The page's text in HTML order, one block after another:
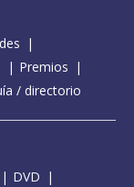
Premios
/ directorio
DVD